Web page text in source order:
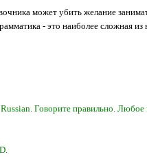
может убить желание
- это наиболее сложная
Говорите правильно. Любое